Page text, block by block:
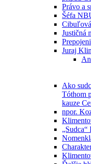
Právo a
Šéfa
Justičná
Juraj
Ako
Tóthom
kauze
npor.